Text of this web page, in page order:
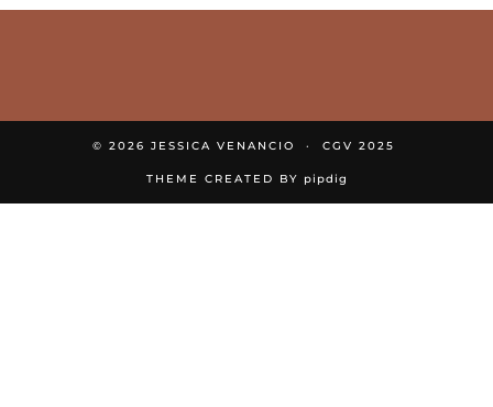
© 2026 JESSICA VENANCIO CGV 2025
THEME CREATED BY pipdig